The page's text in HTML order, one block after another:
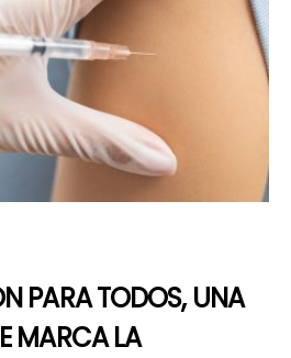
PARA TODOS, UNA
MARCA LA